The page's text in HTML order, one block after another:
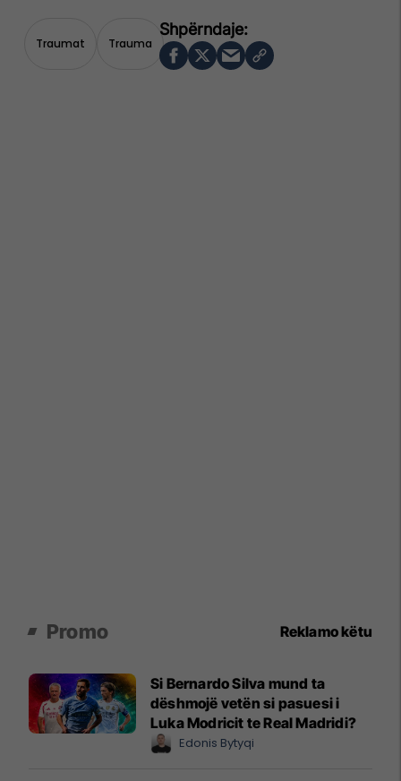
Traumat Trauma
Promo Reklamo këtu
Si Bernardo Silva mund ta
dëshmojë vetën si pasuesi i
Luka Modricit te Real Madridi?
Edonis Bytyqi